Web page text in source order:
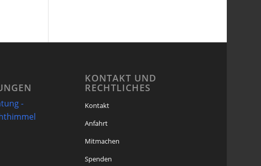
-
KONTAKT UND
RECHTLICHES
Kontakt
Anfahrt
Mitmachen
Spenden